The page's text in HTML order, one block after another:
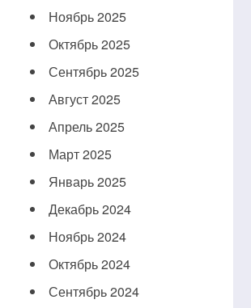
Ноябрь 2025
Октябрь 2025
Сентябрь 2025
Август 2025
Апрель 2025
Март 2025
Январь 2025
Декабрь 2024
Ноябрь 2024
Октябрь 2024
Сентябрь 2024